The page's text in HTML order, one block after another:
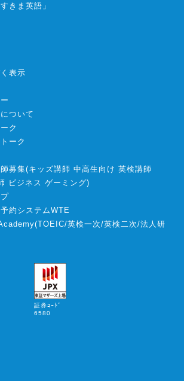
きま英語」
表示
ついて
ク
ーク
募集(キッズ講師 中高生向け 英検講師
ビジネス ゲーミング)
約システムWTE
(TOEIC/英検一次/英検二次/法人研
証券ｺｰﾄﾞ
6580